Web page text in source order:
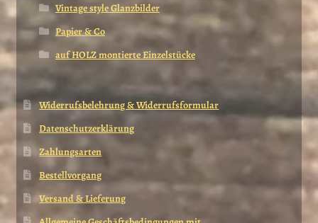
Vintage style Glanzbilder
Papier & Co
auf HOLZ montierte Einzelstücke
Widerrufsbelehrung & Widerrufsformular
Datenschutzerklärung
Zahlungsarten
Bestellvorgang
Versand & Lieferung